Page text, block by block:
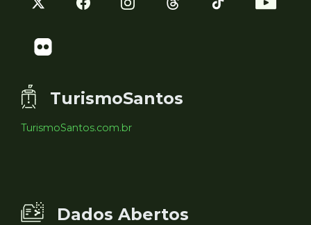
TurismoSantos
TurismoSantos.com.br
Dados Abertos